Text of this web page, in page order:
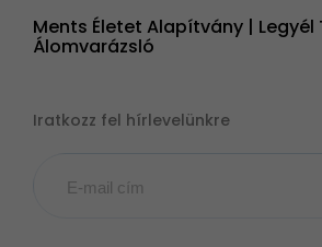
Ments Életet Alapítvány | Legyél
Álomvarázsló
Iratkozz fel hírlevelünkre